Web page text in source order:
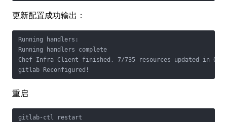
更新配置成功输出：
Running handlers:
Running handlers complete
Chef Infra Client finished, 7/735 resources updated in 06
gitlab Reconfigured!
重启
gitlab-ctl restart